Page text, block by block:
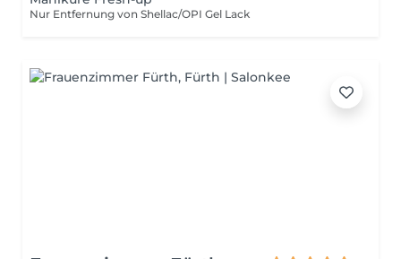
Nur Entfernung von Shellac/OPI Gel Lack